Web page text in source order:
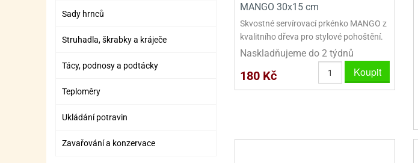
Sady hrnců
Struhadla, škrabky a kráječe
Tácy, podnosy a podtácky
Teploměry
Ukládání potravin
Zavařování a konzervace
MANGO 30x15 cm
Skvostné servírovací prkénko MANGO z
kvalitního dřeva pro stylové pohoštění.
Naskladňujeme do 2 týdnů
180 Kč Koupit